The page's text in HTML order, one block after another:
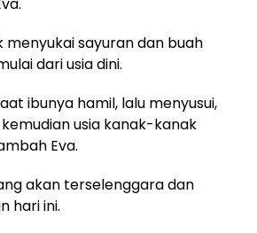
menyukai sayuran dan buah
dari usia dini.
ibunya hamil, lalu menyusui,
kemudian usia kanak-kanak
Eva.
akan terselenggara dan
hari ini.